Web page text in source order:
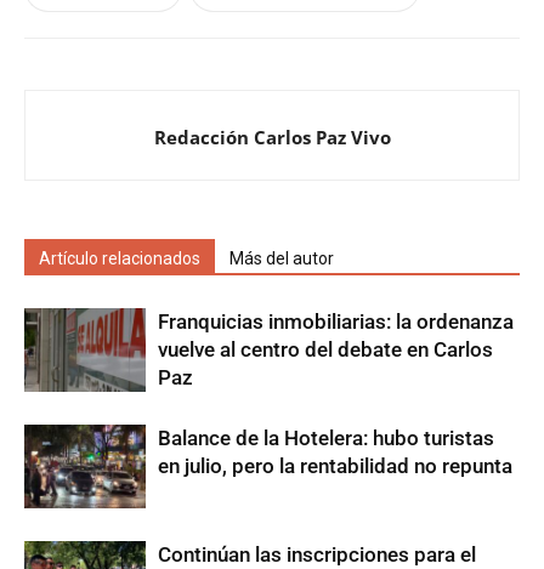
Redacción Carlos Paz Vivo
Artículo relacionados Más del autor
Franquicias inmobiliarias: la ordenanza
vuelve al centro del debate en Carlos
Paz
Balance de la Hotelera: hubo turistas
en julio, pero la rentabilidad no repunta
Continúan las inscripciones para el